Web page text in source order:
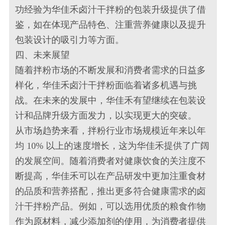
功经验为华佳禾卤汁干拌粉的包装升级提供了借
鉴，如在体现产品特色、注重营养健康以及提升
包装设计的吸引力等方面。
四、未来展望
随着拌粉市场的不断发展和消费者需求的日益多
样化，华佳禾卤汁干拌粉面临着诸多机遇与挑
战。在未来的发展中，华佳禾有望继续在包装设
计和品牌升级方面发力，以实现更大的突破。
从市场趋势来看，拌粉行业市场规模近年来以年
均 10% 以上的速度增长，这为华佳禾提供了广阔
的发展空间。随着消费者对健康饮食的关注度不
断提高，华佳禾可以在产品研发中更加注重食材
的品质和营养搭配，推出更多符合健康需求的卤
汁干拌粉产品。例如，可以选用优质的粮食作物
作为原材料，减少添加剂的使用，为消费者提供